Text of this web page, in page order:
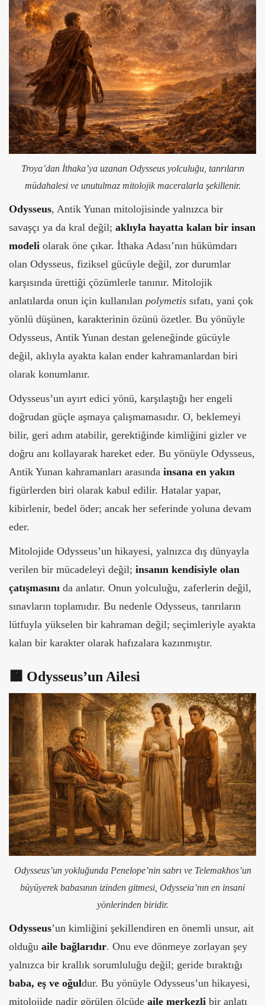
Troya’dan İthaka’ya uzanan Odysseus yolculuğu, tanrıların
müdahalesi ve unutulmaz mitolojik maceralarla şekillenir.
Odysseus, Antik Yunan mitolojisinde yalnızca bir
savaşçı ya da kral değil; aklıyla hayatta kalan bir insan
modeli olarak öne çıkar. İthaka Adası’nın hükümdarı
olan Odysseus, fiziksel gücüyle değil, zor durumlar
karşısında ürettiği çözümlerle tanınır. Mitolojik
anlatılarda onun için kullanılan polymetis sıfatı, yani çok
yönlü düşünen, karakterinin özünü özetler. Bu yönüyle
Odysseus, Antik Yunan destan geleneğinde gücüyle
değil, aklıyla ayakta kalan ender kahramanlardan biri
olarak konumlanır.
Odysseus’un ayırt edici yönü, karşılaştığı her engeli
doğrudan güçle aşmaya çalışmamasıdır. O, beklemeyi
bilir, geri adım atabilir, gerektiğinde kimliğini gizler ve
doğru anı kollayarak hareket eder. Bu yönüyle Odysseus,
Antik Yunan kahramanları arasında insana en yakın
figürlerden biri olarak kabul edilir. Hatalar yapar,
kibirlenir, bedel öder; ancak her seferinde yoluna devam
eder.
Mitolojide Odysseus’un hikayesi, yalnızca dış dünyayla
verilen bir mücadeleyi değil; insanın kendisiyle olan
çatışmasını da anlatır. Onun yolculuğu, zaferlerin değil,
sınavların toplamıdır. Bu nedenle Odysseus, tanrıların
lütfuyla yükselen bir kahraman değil; seçimleriyle ayakta
kalan bir karakter olarak hafızalara kazınmıştır.
🟧 Odysseus’un Ailesi
Odysseus’un yokluğunda Penelope’nin sabrı ve Telemakhos’un
büyüyerek babasının izinden gitmesi, Odysseia’nın en insani
yönlerinden biridir.
Odysseus’un kimliğini şekillendiren en önemli unsur, ait
olduğu aile bağlarıdır. Onu eve dönmeye zorlayan şey
yalnızca bir krallık sorumluluğu değil; geride bıraktığı
baba, eş ve oğuldur. Bu yönüyle Odysseus’un hikayesi,
mitolojide nadir görülen ölçüde aile merkezli bir anlatı